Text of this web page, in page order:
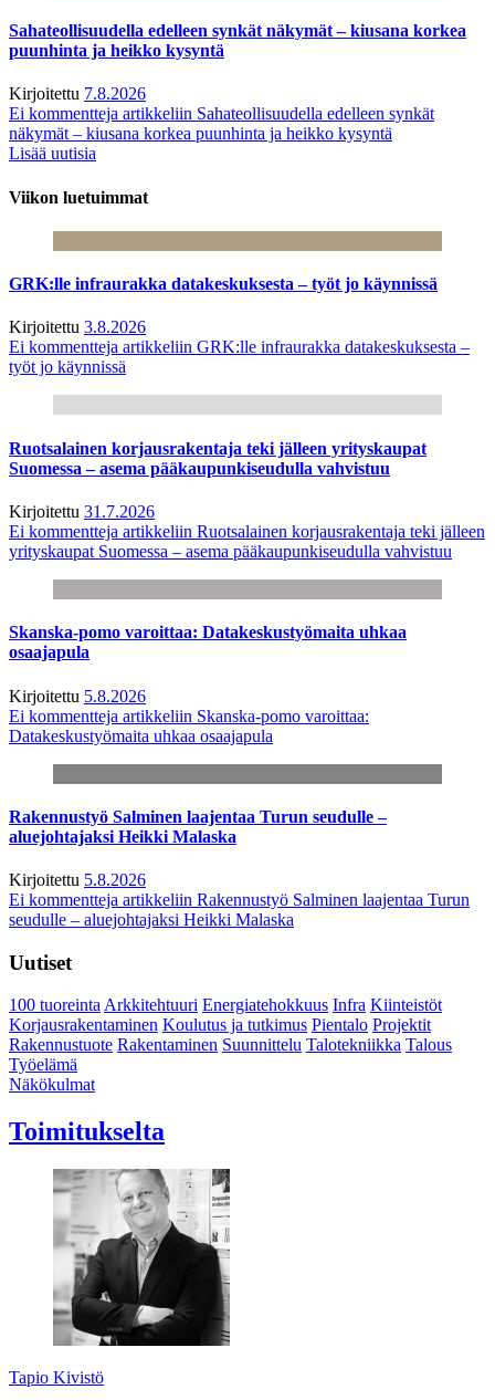
Sahateollisuudella edelleen synkät näkymät – kiusana korkea
puunhinta ja heikko kysyntä
Kirjoitettu 7.8.2026
Ei kommentteja artikkeliin Sahateollisuudella edelleen synkät
näkymät – kiusana korkea puunhinta ja heikko kysyntä
Lisää uutisia
Viikon luetuimmat
GRK:lle infraurakka datakeskuksesta – työt jo käynnissä
Kirjoitettu 3.8.2026
Ei kommentteja artikkeliin GRK:lle infraurakka datakeskuksesta –
työt jo käynnissä
Ruotsalainen korjausrakentaja teki jälleen yrityskaupat
Suomessa – asema pääkaupunkiseudulla vahvistuu
Kirjoitettu 31.7.2026
Ei kommentteja artikkeliin Ruotsalainen korjausrakentaja teki jälleen
yrityskaupat Suomessa – asema pääkaupunkiseudulla vahvistuu
Skanska-pomo varoittaa: Datakeskustyömaita uhkaa
osaajapula
Kirjoitettu 5.8.2026
Ei kommentteja artikkeliin Skanska-pomo varoittaa:
Datakeskustyömaita uhkaa osaajapula
Rakennustyö Salminen laajentaa Turun seudulle –
aluejohtajaksi Heikki Malaska
Kirjoitettu 5.8.2026
Ei kommentteja artikkeliin Rakennustyö Salminen laajentaa Turun
seudulle – aluejohtajaksi Heikki Malaska
Uutiset
100 tuoreintaArkkitehtuuri Energiatehokkuus Infra Kiinteistöt
Korjausrakentaminen Koulutus ja tutkimus Pientalo Projektit
Rakennustuote Rakentaminen Suunnittelu Talotekniikka Talous
Työelämä
Näkökulmat
Toimitukselta
Tapio Kivistö